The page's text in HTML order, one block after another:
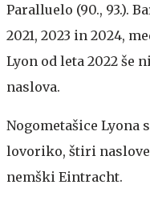
Paralluelo (90., 93.).
2021, 2023 in 2024,
Lyon od leta 2022 še
naslova.
Nogometašice Lyona
lovoriko, štiri
nemški Eintracht.